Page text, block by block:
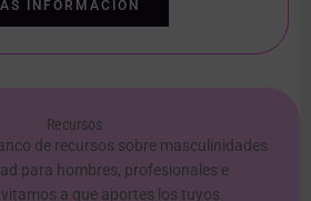
INFORMACIÓN
Recursos
de recursos sobre masculinidades
para hombres, profesionales e
a que aportes los tuyos.